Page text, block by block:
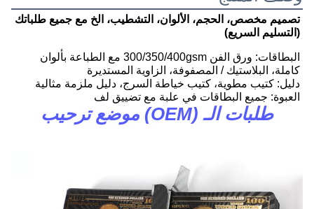
(التسليم السريع)
كاملة، البلاستيك / المصفوفة، الزاوية المستديرة
دليل: كتيب مطوية، كتيب خياطة السرج، دليل ملزمة مثالية
العبوة: جميع البطاقات في علبة مع تضييق لف
طلبات الـ (OEM) موضع ترحيب